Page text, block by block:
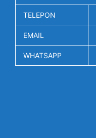
TELEPON
EMAIL
WHATSAPP